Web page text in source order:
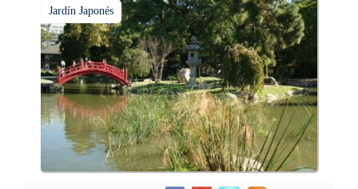
Jardín Japonés